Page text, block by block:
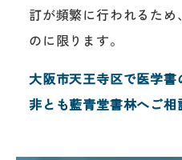
訂が頻繁に行われるため
のに限ります。
大阪市天王寺区で医学
非とも藍青堂書林へご